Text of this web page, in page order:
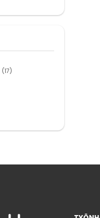
(17)